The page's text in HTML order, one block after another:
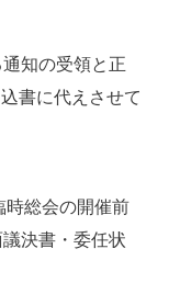
知の受領と正
書に代えさせて
時総会の開催前
決書・委任状